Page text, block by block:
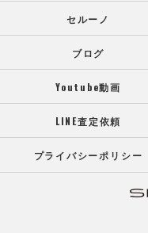
セルーノ
ブログ
Youtube動画
LINE査定依頼
プライバシーポリシー